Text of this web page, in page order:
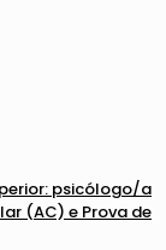
psicólogo/a
(AC) e Prova de